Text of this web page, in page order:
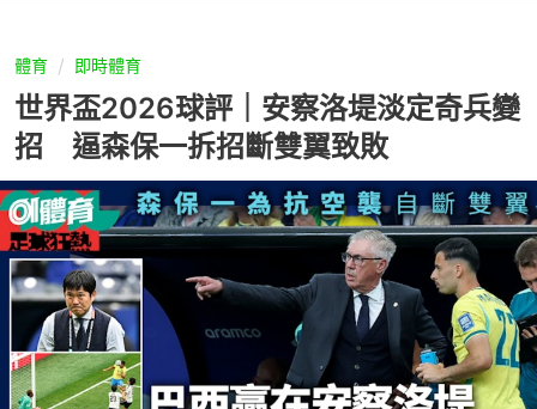
體育 即時體育
世界盃2026球評｜安察洛堤淡定奇兵變
招 逼森保一拆招斷雙翼致敗